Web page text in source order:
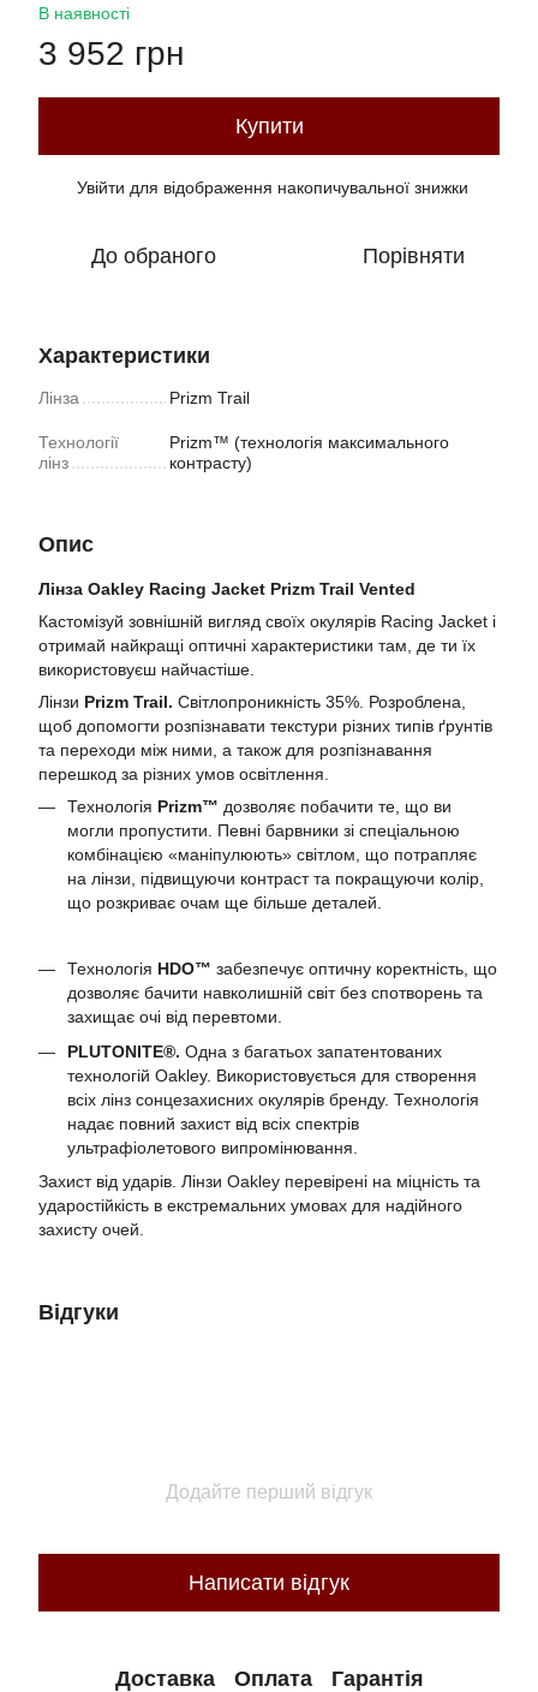
В наявності
3 952 грн
Купити
Увійти для відображення накопичувальної знижки
До обраного Порівняти
Характеристики
Лінза Prizm Trail
Технології
лінз
Prizm™ (технологія максимального
контрасту)
Опис
Лінза Oakley Racing Jacket Prizm Trail Vented
Кастомізуй зовнішній вигляд своїх окулярів Racing Jacket і
отримай найкращі оптичні характеристики там, де ти їх
використовуєш найчастіше.
Лінзи Prizm Trail. Світлопроникність 35%. Розроблена,
щоб допомогти розпізнавати текстури різних типів ґрунтів
та переходи між ними, а також для розпізнавання
перешкод за різних умов освітлення.
Технологія Prizm™ дозволяє побачити те, що ви
могли пропустити. Певні барвники зі спеціальною
комбінацією «маніпулюють» світлом, що потрапляє
на лінзи, підвищуючи контраст та покращуючи колір,
що розкриває очам ще більше деталей.
Технологія HDO™ забезпечує оптичну коректність, що
дозволяє бачити навколишній світ без спотворень та
захищає очі від перевтоми.
PLUTONITE®. Одна з багатьох запатентованих
технологій Oakley. Використовується для створення
всіх лінз сонцезахисних окулярів бренду. Технологія
надає повний захист від всіх спектрів
ультрафіолетового випромінювання.
Захист від ударів. Лінзи Oakley перевірені на міцність та
ударостійкість в екстремальних умовах для надійного
захисту очей.
Відгуки
Додайте перший відгук
Написати відгук
Доставка Оплата Гарантія